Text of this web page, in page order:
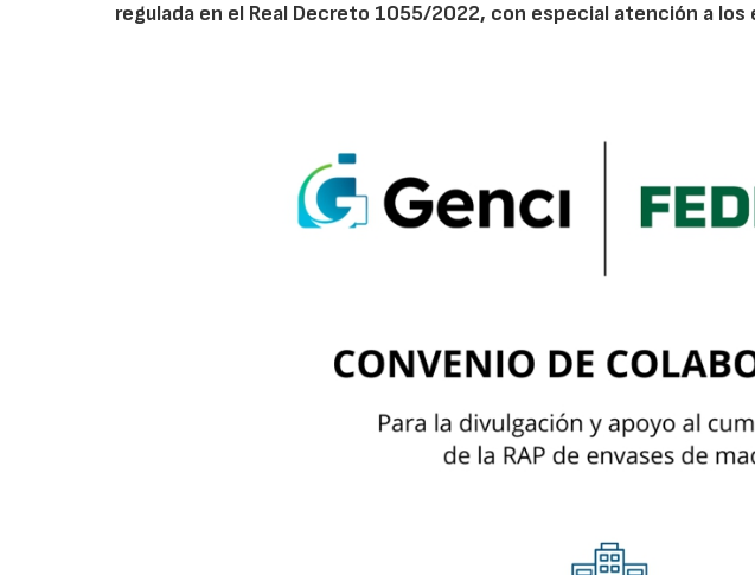
regulada en el Real Decreto 1055/2022, con especial atención a los